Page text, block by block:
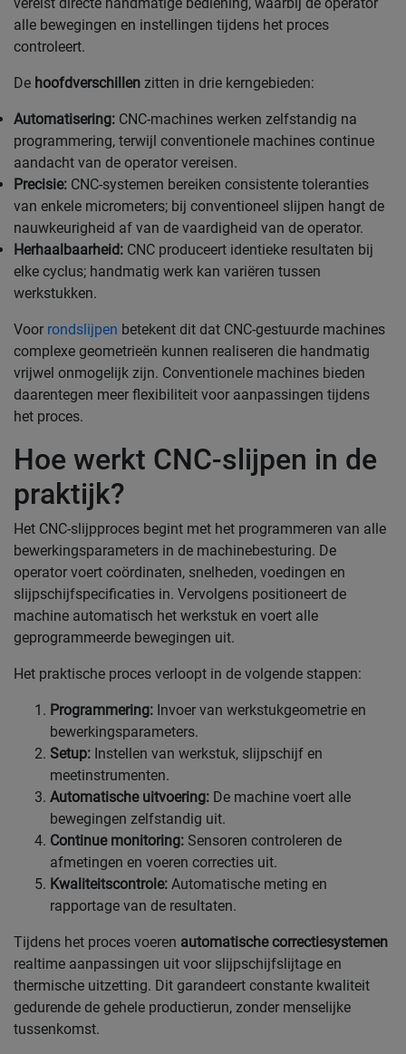
alle bewegingen en instellingen tijdens het proces
controleert.
De hoofdverschillen zitten in drie kerngebieden:
Automatisering: CNC-machines werken zelfstandig na
programmering, terwijl conventionele machines continue
aandacht van de operator vereisen.
Precisie: CNC-systemen bereiken consistente toleranties
van enkele micrometers; bij conventioneel slijpen hangt de
nauwkeurigheid af van de vaardigheid van de operator.
Herhaalbaarheid: CNC produceert identieke resultaten bij
elke cyclus; handmatig werk kan variëren tussen
werkstukken.
Voor rondslijpen betekent dit dat CNC-gestuurde machines
complexe geometrieën kunnen realiseren die handmatig
vrijwel onmogelijk zijn. Conventionele machines bieden
daarentegen meer flexibiliteit voor aanpassingen tijdens
het proces.
Hoe werkt CNC-slijpen in de
praktijk?
Het CNC-slijpproces begint met het programmeren van alle
bewerkingsparameters in de machinebesturing. De
operator voert coördinaten, snelheden, voedingen en
slijpschijfspecificaties in. Vervolgens positioneert de
machine automatisch het werkstuk en voert alle
geprogrammeerde bewegingen uit.
Het praktische proces verloopt in de volgende stappen:
Programmering: Invoer van werkstukgeometrie en
bewerkingsparameters.
Setup: Instellen van werkstuk, slijpschijf en
meetinstrumenten.
Automatische uitvoering: De machine voert alle
bewegingen zelfstandig uit.
Continue monitoring: Sensoren controleren de
afmetingen en voeren correcties uit.
Kwaliteitscontrole: Automatische meting en
rapportage van de resultaten.
Tijdens het proces voeren automatische correctiesystemen
realtime aanpassingen uit voor slijpschijfslijtage en
thermische uitzetting. Dit garandeert constante kwaliteit
gedurende de gehele productierun, zonder menselijke
tussenkomst.